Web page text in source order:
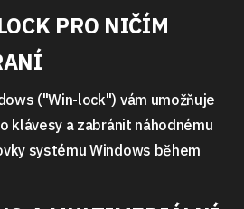
PRO NIČÍM
("Win-lock") vám umožňuje
klávesy a zabránit náhodnému
systému Windows během